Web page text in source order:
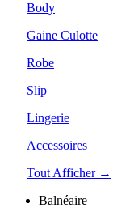
Body
Gaine Culotte
Robe
Slip
Lingerie
Accessoires
Tout Afficher →
Balnéaire